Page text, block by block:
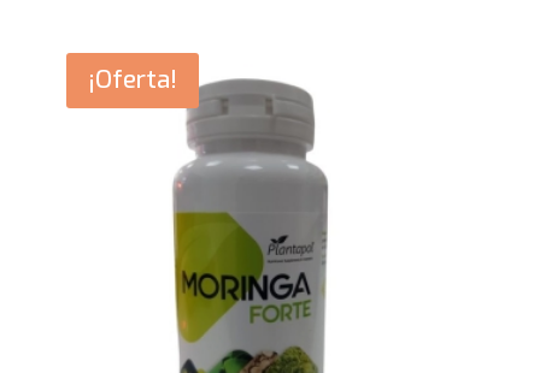
25,95€.15,95€.
¡Oferta!